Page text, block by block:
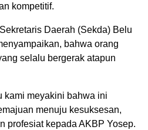
kompetitif.
Daerah (Sekda) Belu
bahwa orang
selalu bergerak atapun
kami meyakini bahwa ini
menuju kesuksesan,
profesiat kepada AKBP Yosep.